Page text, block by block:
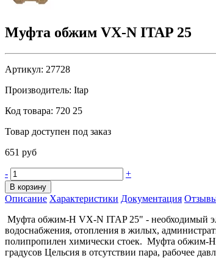
Муфта обжим VX-N ITAP 25
Артикул: 27728
Производитель: Itap
Код товара: 720 25
Товар доступен под заказ
651 руб
- +
В корзину
Описание Характеристики Документация
Муфта обжим-Н VX-N ITAP 25" - необходимый
водоснабжения, отопления в жилых,
полипропилен химически стоек. Муфта обжим-Н
градусов Цельсия в отсутствии пара, рабочее